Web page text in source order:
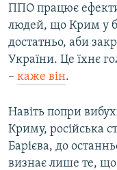
ППО працює
людей, що Крим у
достатньо, аби
України. Це їхнє
– каже він.
Навіть попри
Криму, російська
Барієва, до
визнає лише те, що